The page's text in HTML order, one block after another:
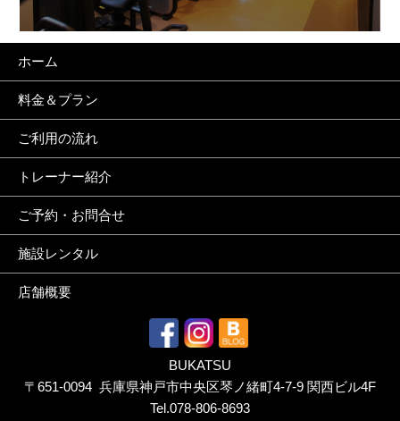
ホーム
料金＆プラン
ご利用の流れ
トレーナー紹介
ご予約・お問合せ
施設レンタル
店舗概要
BUKATSU
〒651-0094 兵庫県神戸市中央区琴ノ緒町4-7-9 関西ビル4F
Tel.078-806-8693